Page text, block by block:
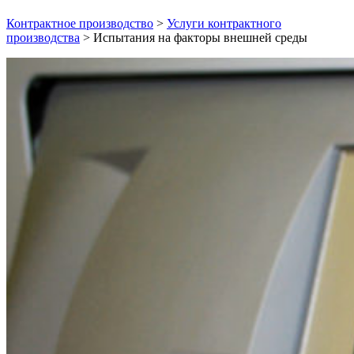
Контрактное производство > Услуги контрактного
производства > Испытания на факторы внешней среды